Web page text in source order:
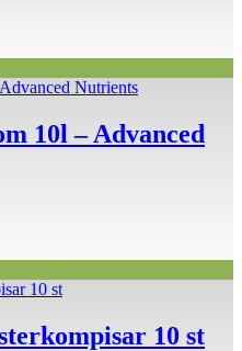
10l – Advanced
10 st